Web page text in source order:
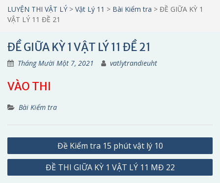
LUYỆN THI VẬT LÝ > Vật Lý 11 > Bài Kiểm tra > ĐỀ GIỮA KỲ 1
VẬT LÝ 11 ĐỀ 21
ĐỀ GIỮA KỲ 1 VẬT LÝ 11 ĐỀ 21
Tháng Mười Một 7, 2021 vatlytrandieuht
VÀO THI
Bài Kiểm tra
Điều
hướng
Đề Kiểm tra 15 phút vật lý 10
ĐỀ THI GIỮA KỲ 1 VẬT LÝ 11 MĐ 22